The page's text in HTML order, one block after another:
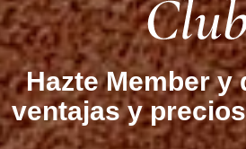
Hazte Member y
ventajas y